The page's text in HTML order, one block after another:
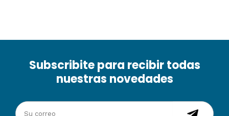
Subscribite para recibir todas
nuestras novedades